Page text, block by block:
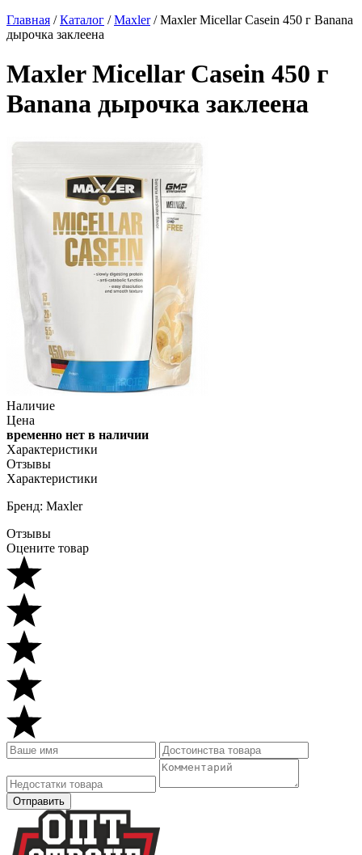
Главная /Каталог /Maxler/Maxler Micellar Casein 450 г Banana
дырочка заклеена
Maxler Micellar Casein 450 г
Banana дырочка заклеена
Наличие
Цена
временно нет в наличии
Характеристики
Отзывы
Характеристики
Бренд: Maxler
Отзывы
Оцените товар